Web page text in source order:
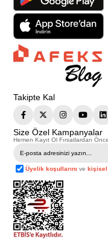
Takipte Kal
Size Özel Kampanyalar
Hemen Kayıt Ol Fırsatlardan
Üyelik koşullarını ve